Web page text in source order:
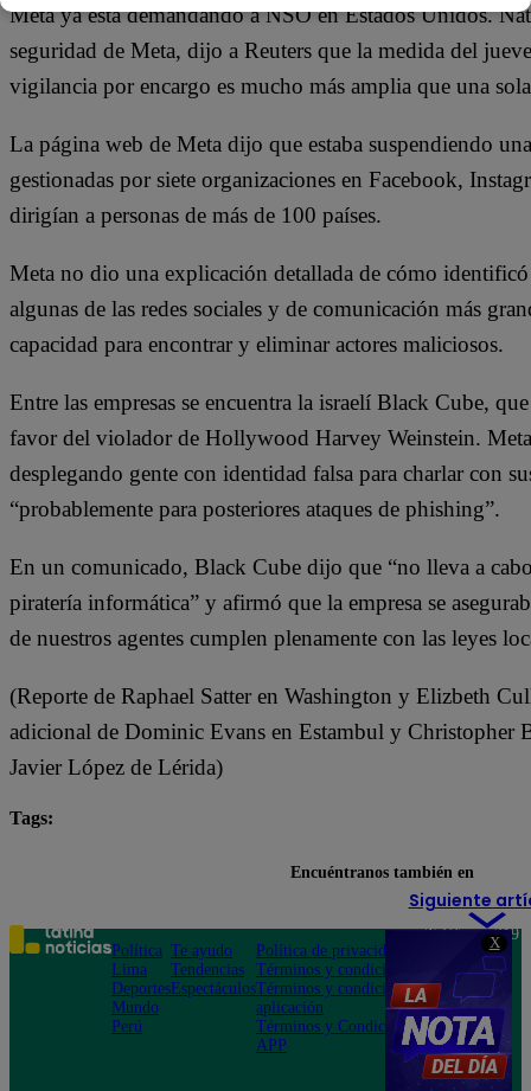
X
Meta ya está demandando a NSO en Estados Unidos.
seguridad de Meta, dijo a Reuters que la medida del
vigilancia por encargo es mucho más amplia que una
La página web de Meta dijo que estaba suspendiendo
gestionadas por siete organizaciones en Facebook,
dirigían a personas de más de 100 países.
Meta no dio una explicación detallada de cómo
algunas de las redes sociales y de comunicación más
capacidad para encontrar y eliminar actores maliciosos.
Entre las empresas se encuentra la israelí Black Cube,
favor del violador de Hollywood Harvey Weinstein.
desplegando gente con identidad falsa para charlar con
“probablemente para posteriores ataques de phishing”.
En un comunicado, Black Cube dijo que “no lleva a
piratería informática” y afirmó que la empresa se
de nuestros agentes cumplen plenamente con las leyes
(Reporte de Raphael Satter en Washington y Elizbeth
adicional de Dominic Evans en Estambul y Christopher
Javier López de Lérida)
Tags:
Siguiente
Encuéntranos también en
Política
Lima
Deportes
Mundo
Perú
Te ayudo
Tendencias
Espectáculos
Política de privacidad
Términos y condiciones
Términos y condiciones
aplicación
Términos y Condiciones
APP
Teléfono: 219
Av. San
Felipe 968
Jesús María